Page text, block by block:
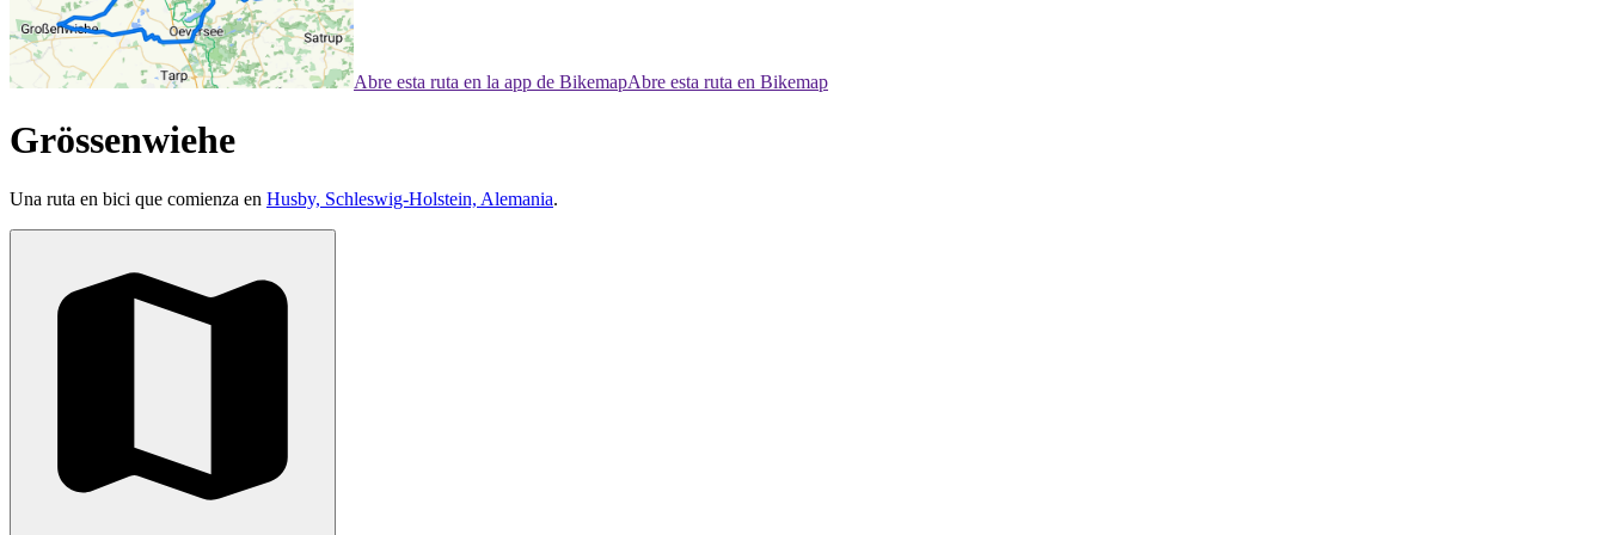
Abre esta ruta en la app de BikemapAbre esta ruta en Bikemap
Grössenwiehe
Una ruta en bici que comienza en Husby, Schleswig-Holstein, Alemania.